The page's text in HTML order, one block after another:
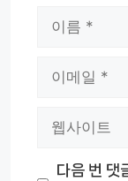
다음 번 댓